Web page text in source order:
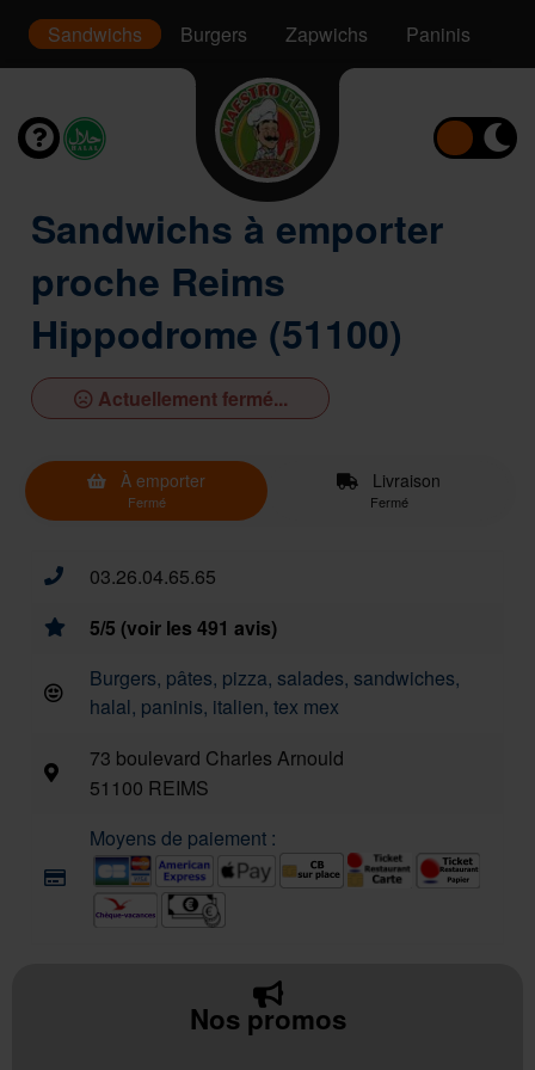
Sandwichs Burgers Zapwichs Paninis
Sandwichs à emporter
proche Reims
Hippodrome (51100)
Actuellement fermé...
À emporter
Fermé
Livraison
Fermé
03.26.04.65.65
5/5 (voir les 491 avis)
Burgers, pâtes, pizza, salades, sandwiches,
halal, paninis, italien, tex mex
73 boulevard Charles Arnould
51100 REIMS
Moyens de paiement :
Nos promos